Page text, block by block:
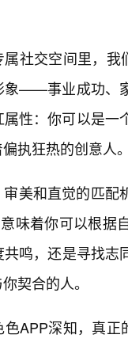
社交空间里，我
象——事业成功、
性：你可以是
执狂热的创意人
美和直觉的匹配
味着你可以根
鸣，还是寻找
契合的人。
APP深知，真正